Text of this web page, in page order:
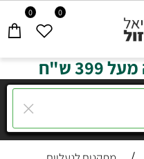
0 0
ש"ח